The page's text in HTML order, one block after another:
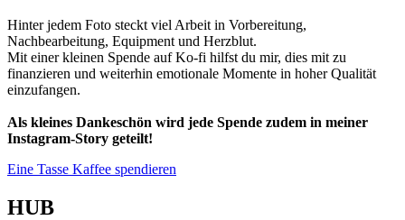
Hinter jedem Foto steckt viel Arbeit in Vorbereitung,
Nachbearbeitung, Equipment und Herzblut.
Mit einer kleinen Spende auf Ko-fi hilfst du mir, dies mit zu
finanzieren und weiterhin emotionale Momente in hoher Qualität
einzufangen.
Als kleines Dankeschön wird jede Spende zudem in meiner
Instagram-Story geteilt!
Eine Tasse Kaffee spendieren
HUB